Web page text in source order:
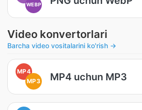
WEBP
Video konvertorlari
Barcha video vositalarini ko'rish →
MP4
MP3
MP4 uchun MP3